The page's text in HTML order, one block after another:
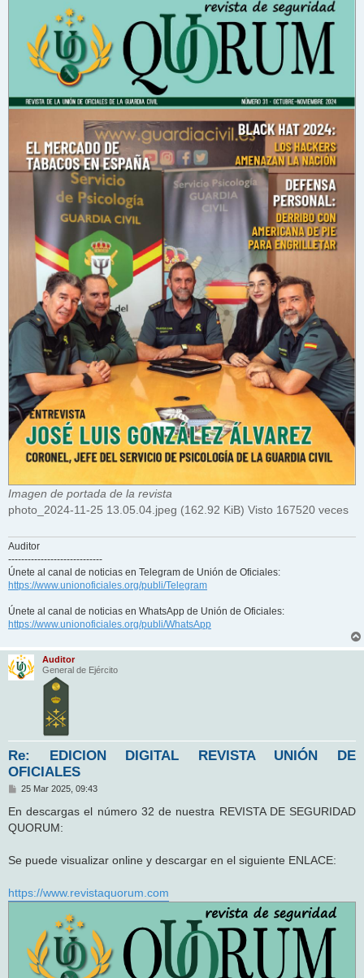
Imagen de portada de la revista
photo_2024-11-25 13.05.04.jpeg (162.92 KiB) Visto 167520 veces
Auditor
-----------------------------
Únete al canal de noticias en Telegram de Unión de Oficiales:
https://www.unionoficiales.org/publi/Telegram
Únete al canal de noticias en WhatsApp de Unión de Oficiales:
https://www.unionoficiales.org/publi/WhatsApp
Auditor
General de Ejército
Re: EDICION DIGITAL REVISTA UNIÓN DE
OFICIALES
M
n
a
25 Mar 2025, 09:43
En descargas el número 32 de nuestra REVISTA DE SEGURIDAD
QUORUM:
Se puede visualizar online y descargar en el siguiente ENLACE:
https://www.revistaquorum.com